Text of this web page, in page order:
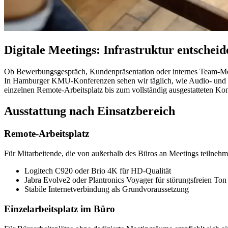
Digitale Meetings: Infrastruktur
Ob Bewerbungsgespräch, Kundenpräsentation oder internes
In Hamburger KMU-Konferenzen sehen wir täglich, wie Audio-
einzelnen Remote-Arbeitsplatz bis zum vollständig ausgestatteten
Ausstattung nach Einsatzbereich
Remote-Arbeitsplatz
Für Mitarbeitende, die von außerhalb des Büros an Meetings
Logitech C920 oder Brio 4K für HD-Qualität
Jabra Evolve2 oder Plantronics Voyager für störungsfreien Ton
Stabile Internetverbindung als Grundvoraussetzung
Einzelarbeitsplatz im Büro